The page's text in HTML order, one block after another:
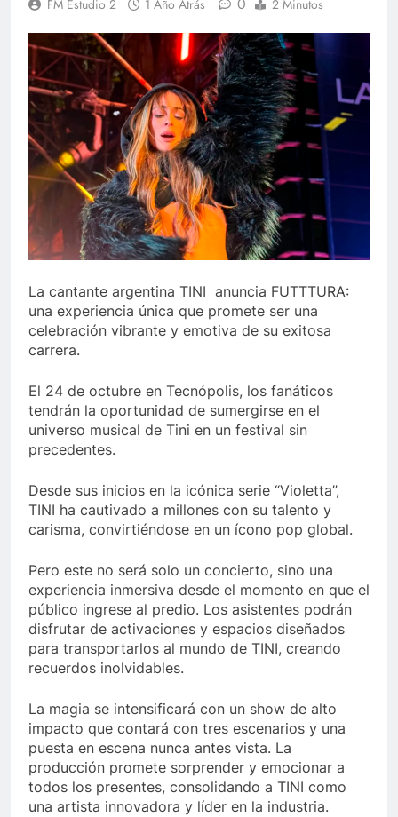
FM Estudio 2 1 Año Atrás 0 2 Minutos
La cantante argentina TINI anuncia FUTTTURA:
una experiencia única que promete ser una
celebración vibrante y emotiva de su exitosa
carrera.
El 24 de octubre en Tecnópolis, los fanáticos
tendrán la oportunidad de sumergirse en el
universo musical de Tini en un festival sin
precedentes.
Desde sus inicios en la icónica serie “Violetta”,
TINI ha cautivado a millones con su talento y
carisma, convirtiéndose en un ícono pop global.
Pero este no será solo un concierto, sino una
experiencia inmersiva desde el momento en que el
público ingrese al predio. Los asistentes podrán
disfrutar de activaciones y espacios diseñados
para transportarlos al mundo de TINI, creando
recuerdos inolvidables.
La magia se intensificará con un show de alto
impacto que contará con tres escenarios y una
puesta en escena nunca antes vista. La
producción promete sorprender y emocionar a
todos los presentes, consolidando a TINI como
una artista innovadora y líder en la industria.